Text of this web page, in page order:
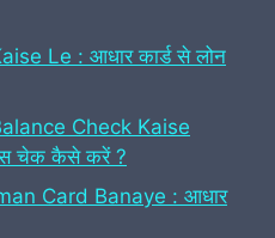
Le : आधार कार्ड से लोन
Check Kaise
चेक कैसे करें ?
Card Banaye : आधार